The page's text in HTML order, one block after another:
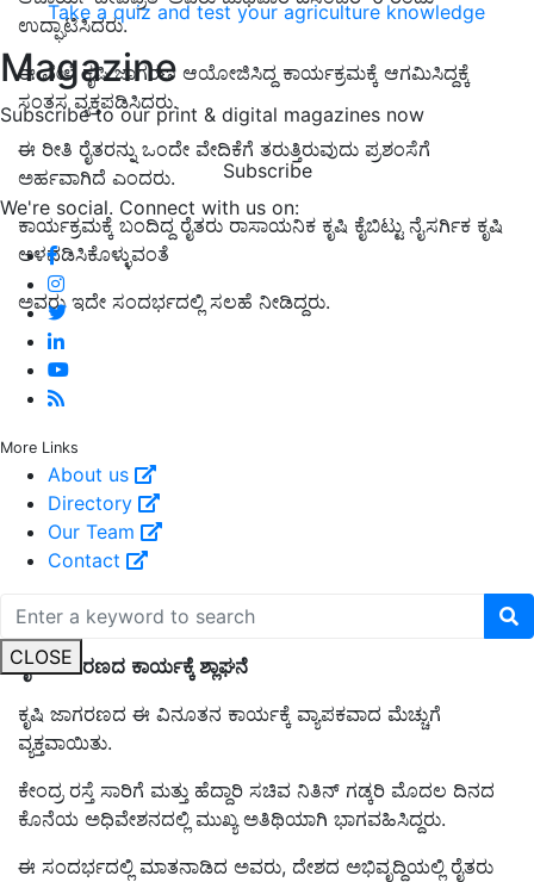
Take a quiz and test your agriculture knowledge
Magazine
Subscribe to our print & digital magazines now
Subscribe
We're social. Connect with us on:
More Links
About us
Directory
Our Team
Contact
CLOSE
ಉದ್ಘಾಟಿಸಿದರು.
ಈ ವೇಳೆ ಕೃಷಿ ಜಾಗರಣ ಆಯೋಜಿಸಿದ್ದ ಕಾರ್ಯಕ್ರಮಕ್ಕೆ ಆಗಮಿಸಿದ್ದಕ್ಕೆ
ಸಂತಸ ವ್ಯಕ್ತಪಡಿಸಿದರು.
ಈ ರೀತಿ ರೈತರನ್ನು ಒಂದೇ ವೇದಿಕೆಗೆ ತರುತ್ತಿರುವುದು ಪ್ರಶಂಸೆಗೆ
ಅರ್ಹವಾಗಿದೆ ಎಂದರು.
ಕಾರ್ಯಕ್ರಮಕ್ಕೆ ಬಂದಿದ್ದ ರೈತರು ರಾಸಾಯನಿಕ ಕೃಷಿ ಕೈಬಿಟ್ಟು ನೈಸರ್ಗಿಕ ಕೃಷಿ
ಅಳವಡಿಸಿಕೊಳ್ಳುವಂತೆ
ಅವರು ಇದೇ ಸಂದರ್ಭದಲ್ಲಿ ಸಲಹೆ ನೀಡಿದ್ದರು.
ಕೃಷಿ ಜಾಗರಣದ ಕಾರ್ಯಕ್ಕೆ ಶ್ಲಾಘನೆ
ಕೃಷಿ ಜಾಗರಣದ ಈ ವಿನೂತನ ಕಾರ್ಯಕ್ಕೆ ವ್ಯಾಪಕವಾದ ಮೆಚ್ಚುಗೆ
ವ್ಯಕ್ತವಾಯಿತು.
ಕೇಂದ್ರ ರಸ್ತೆ ಸಾರಿಗೆ ಮತ್ತು ಹೆದ್ದಾರಿ ಸಚಿವ ನಿತಿನ್ ಗಡ್ಕರಿ ಮೊದಲ ದಿನದ
ಕೊನೆಯ ಅಧಿವೇಶನದಲ್ಲಿ ಮುಖ್ಯ ಅತಿಥಿಯಾಗಿ ಭಾಗವಹಿಸಿದ್ದರು.
ಈ ಸಂದರ್ಭದಲ್ಲಿ ಮಾತನಾಡಿದ ಅವರು, ದೇಶದ ಅಭಿವೃದ್ಧಿಯಲ್ಲಿ ರೈತರು